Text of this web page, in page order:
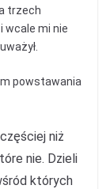
trzech
wcale mi nie
powstawania
niż
nie. Dzieli
których